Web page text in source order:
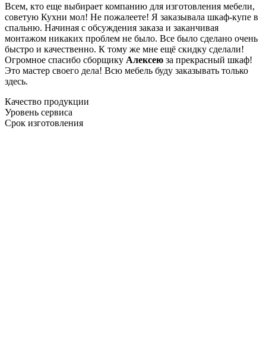
Всем, кто еще выбирает компанию для изготовления мебели,
советую Кухни мол! Не пожалеете! Я заказывала шкаф-купе в
спальню. Начиная с обсуждения заказа и заканчивая
монтажом никаких проблем не было. Все было сделано очень
быстро и качественно. К тому же мне ещё скидку сделали!
Огромное спасибо сборщику Алексею за прекрасный шкаф!
Это мастер своего дела! Всю мебель буду заказывать только
здесь.
Качество продукции
Уровень сервиса
Срок изготовления